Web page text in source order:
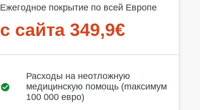
Ежегодное покрытие по всей Европе
с сайта 349,9€
Расходы на неотложную
медицинскую помощь (mаксимум
100 000 евро)